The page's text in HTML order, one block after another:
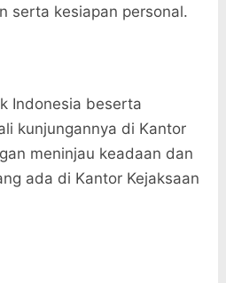
serta kesiapan personal.
Indonesia beserta
kunjungannya di Kantor
meninjau keadaan dan
ada di Kantor Kejaksaan